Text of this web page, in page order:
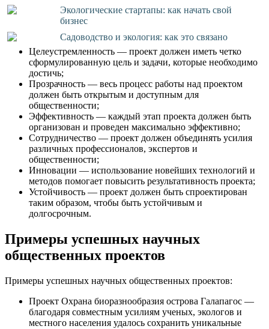
Экологические стартапы: как начать свой
бизнес
Садоводство и экология: как это связано
Целеустремленность — проект должен иметь четко
сформулированную цель и задачи, которые необходимо
достичь;
Прозрачность — весь процесс работы над проектом
должен быть открытым и доступным для
общественности;
Эффективность — каждый этап проекта должен быть
организован и проведен максимально эффективно;
Сотрудничество — проект должен объединять усилия
различных профессионалов, экспертов и
общественности;
Инновации — использование новейших технологий и
методов помогает повысить результативность проекта;
Устойчивость — проект должен быть спроектирован
таким образом, чтобы быть устойчивым и
долгосрочным.
Примеры успешных научных
общественных проектов
Примеры успешных научных общественных проектов:
Проект Охрана биоразнообразия острова Галапагос —
благодаря совместным усилиям ученых, экологов и
местного населения удалось сохранить уникальные